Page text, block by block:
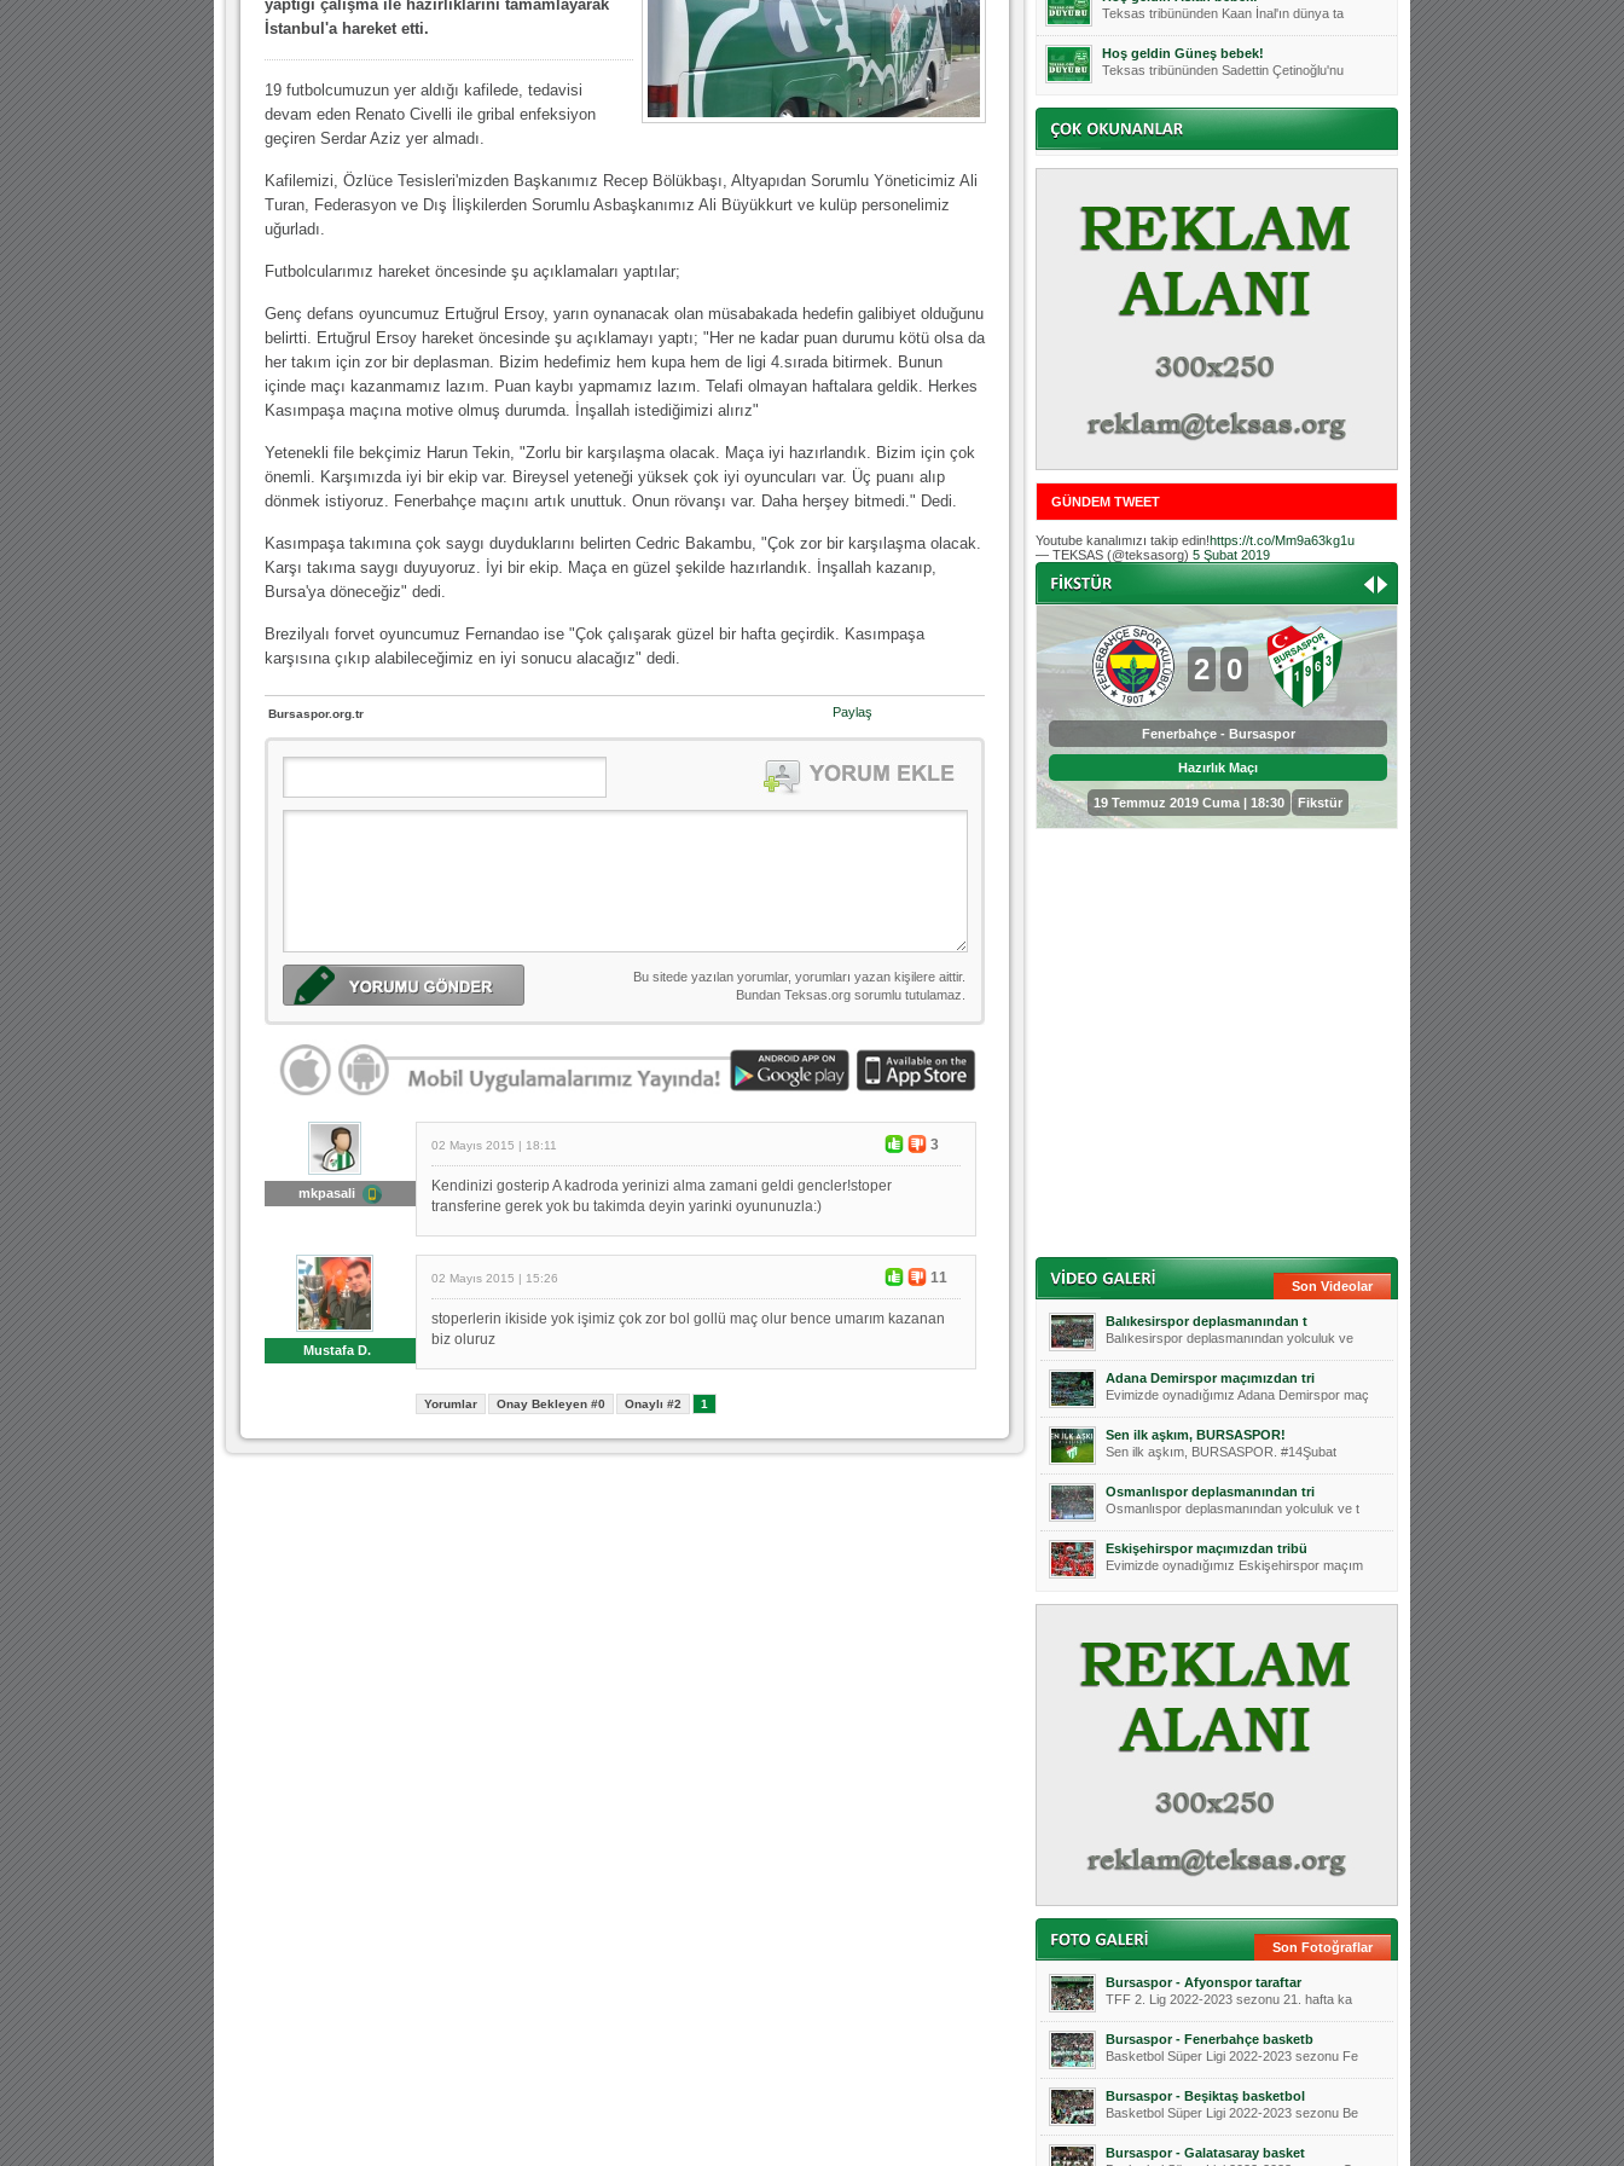
10.04.2023 14:44 |Hoş geldin Göktuğ Bebek!
11.11.2025 14:13 | Hoş geldin Ertuğrul Bebek!
12.10.2025 17:30 | MUTLULUKLAR SİNAN SILACI
08.01.2024 19:01 |Hoş geldin Aslan bebek!
yaptığı çalışma ile hazırlıklarını tamamlayarak
İstanbul'a hareket etti.
19 futbolcumuzun yer aldığı kafilede, tedavisi
devam eden Renato Civelli ile gribal enfeksiyon
geçiren Serdar Aziz yer almadı.
Kafilemizi, Özlüce Tesisleri'mizden Başkanımız Recep Bölükbaşı, Altyapıdan Sorumlu Yöneticimiz Ali
Turan, Federasyon ve Dış İlişkilerden Sorumlu Asbaşkanımız Ali Büyükkurt ve kulüp personelimiz
uğurladı.
Futbolcularımız hareket öncesinde şu açıklamaları yaptılar;
Genç defans oyuncumuz Ertuğrul Ersoy, yarın oynanacak olan müsabakada hedefin galibiyet olduğunu
belirtti. Ertuğrul Ersoy hareket öncesinde şu açıklamayı yaptı; "Her ne kadar puan durumu kötü olsa da
her takım için zor bir deplasman. Bizim hedefimiz hem kupa hem de ligi 4.sırada bitirmek. Bunun
içinde maçı kazanmamız lazım. Puan kaybı yapmamız lazım. Telafi olmayan haftalara geldik. Herkes
Kasımpaşa maçına motive olmuş durumda. İnşallah istediğimizi alırız"
Yetenekli file bekçimiz Harun Tekin, "Zorlu bir karşılaşma olacak. Maça iyi hazırlandık. Bizim için çok
önemli. Karşımızda iyi bir ekip var. Bireysel yeteneği yüksek çok iyi oyuncuları var. Üç puanı alıp
dönmek istiyoruz. Fenerbahçe maçını artık unuttuk. Onun rövanşı var. Daha herşey bitmedi." Dedi.
Kasımpaşa takımına çok saygı duyduklarını belirten Cedric Bakambu, "Çok zor bir karşılaşma olacak.
Karşı takıma saygı duyuyoruz. İyi bir ekip. Maça en güzel şekilde hazırlandık. İnşallah kazanıp,
Bursa'ya döneceğiz" dedi.
Brezilyalı forvet oyuncumuz Fernandao ise "Çok çalışarak güzel bir hafta geçirdik. Kasımpaşa
karşısına çıkıp alabileceğimiz en iyi sonucu alacağız" dedi.
Bursaspor.org.tr Paylaş
mkpasali
02 Mayıs 2015 | 18:11 3
Kendinizi gosterip A kadroda yerinizi alma zamani geldi gencler!stoper
transferine gerek yok bu takimda deyin yarinki oyununuzla:)
Mustafa D.
02 Mayıs 2015 | 15:26 11
stoperlerin ikiside yok işimiz çok zor bol gollü maç olur bence umarım kazanan
biz oluruz
Yorumlar Onay Bekleyen #0 Onaylı #2 1
Teksas tribününden Kaan İnal'ın dünya ta
Hoş geldin Güneş bebek!
Teksas tribününden Sadettin Çetinoğlu'nu
Mutluluklar Ceyhun Tetik
Teksas tribünlerinin sevilen isimlerinde
Bursasporumuzun önü açılsın is
Hoş geldin Alaz Bebek!
Teksas.org sistem yöneticisi, ekibimizin
Hoş geldin Göktuğ Bebek!
Teksas.org ekibimizden ve tribünlerimizi
Teksas tribünlerinden Basri İleri'nin dü
Hoş geldin Kerem Bebek!
Tribünlerimizden Mesut Ulusoy'un (Duka)
Hoş geldin Aslan bebek!
Teksas tribününden Kaan İnal'ın dünya ta
Hoş geldin Güneş bebek!
Teksas tribününden Sadettin Çetinoğlu'nu
GÜNDEM TWEET
Youtube kanalımızı takip edin!https://t.co/Mm9a63kg1u
— TEKSAS (@teksasorg) 5 Şubat 2019
1. Lig 32. Hafta
2 0
Fenerbahçe - Bursaspor
Hazırlık Maçı
19 Temmuz 2019 Cuma | 18:30 Fikstür
0 3
Bursaspor - Sepahan
Hazırlık Maçı
25 Temmuz 2019 Perşembe |
Son Videolar
Balıkesirspor deplasmanından t
Balıkesirspor deplasmanından yolculuk ve
Adana Demirspor maçımızdan tri
Evimizde oynadığımız Adana Demirspor maç
Sen ilk aşkım, BURSASPOR!
Sen ilk aşkım, BURSASPOR. #14Şubat
Osmanlıspor deplasmanından tri
Osmanlıspor deplasmanından yolculuk ve t
Eskişehirspor maçımızdan tribü
Evimizde oynadığımız Eskişehirspor maçım
Son Fotoğraflar
Bursaspor - Afyonspor taraftar
TFF 2. Lig 2022-2023 sezonu 21. hafta ka
Bursaspor - Fenerbahçe basketb
Basketbol Süper Ligi 2022-2023 sezonu Fe
Bursaspor - Beşiktaş basketbol
Basketbol Süper Ligi 2022-2023 sezonu Be
Bursaspor - Galatasaray basket